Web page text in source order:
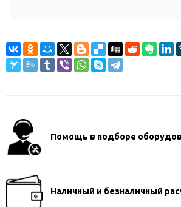
Помощь в подборе
Наличный и безналичный